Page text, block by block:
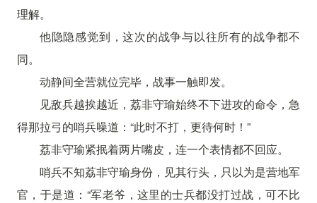
理解。
他隐隐感觉到，这次的战争与以往所有的战争都不
同。
动静间全营就位完毕，战事一触即发。
见敌兵越挨越近，荔非守瑜始终不下进攻的命令，急
得那拉弓的哨兵噪道：“此时不打，更待何时！”
荔非守瑜紧抿着两片嘴皮，连一个表情都不回应。
哨兵不知荔非守瑜身份，见其行头，只以为是营地军
官，于是道：“军老爷，这里的士兵都没打过战，可不比